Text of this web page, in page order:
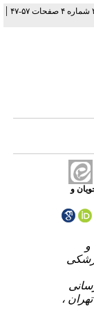
|
و
و
،